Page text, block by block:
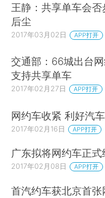
王静：共享单车会
后尘
2017年03月02日 APP打开
交通部：66城出台
支持共享单车
2017年02月27日 APP打开
网约车收紧 利好汽
2017年02月16日 APP打开
广东拟将网约车正
2017年02月08日 APP打开
首汽约车获北京首张